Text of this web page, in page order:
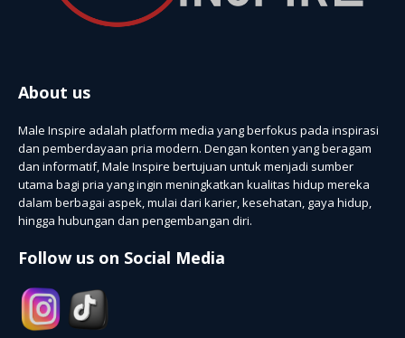
About us
Male Inspire adalah platform media yang berfokus pada inspirasi
dan pemberdayaan pria modern. Dengan konten yang beragam
dan informatif, Male Inspire bertujuan untuk menjadi sumber
utama bagi pria yang ingin meningkatkan kualitas hidup mereka
dalam berbagai aspek, mulai dari karier, kesehatan, gaya hidup,
hingga hubungan dan pengembangan diri.
Follow us on Social Media